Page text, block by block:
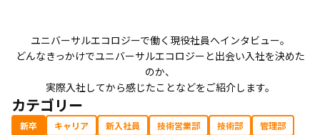
ユニバーサルエコロジーで働く現役社員へインタビュー。
どんなきっかけでユニバーサルエコロジーと出会い入社を決めた
のか、
実際入社してから感じたことなどをご紹介します。
カテゴリー
新卒 キャリア 新入社員 技術営業部 技術部
管理部